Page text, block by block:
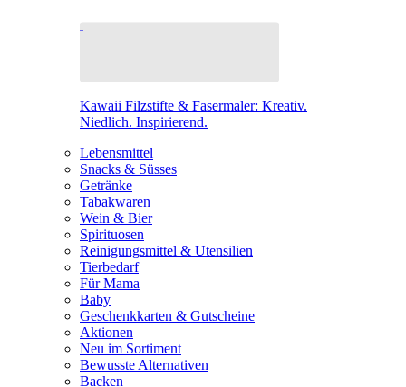
Kawaii Filzstifte & Fasermaler: Kreativ.
Niedlich. Inspirierend.
Lebensmittel
Snacks & Süsses
Getränke
Tabakwaren
Wein & Bier
Spirituosen
Reinigungsmittel & Utensilien
Tierbedarf
Für Mama
Baby
Geschenkkarten & Gutscheine
Aktionen
Neu im Sortiment
Bewusste Alternativen
Backen